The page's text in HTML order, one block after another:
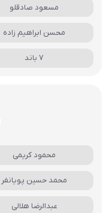
مسعود صادقلو
محسن ابراهیم زاده
7 باند
محمود کریمی
محمد حسین پویانفر
عبدالرضا هلالی